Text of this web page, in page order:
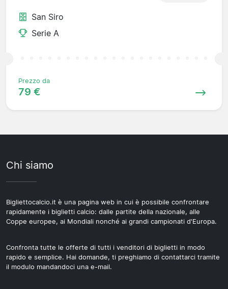
San Siro
Serie A
Prezzo da
79 €
Chi siamo
Bigliettocalcio.it è una pagina web in cui è possibile confrontare
rapidamente i biglietti calcio: dalle partite della nazionale, alle
Coppe europee, ai Mondiali nonché ai grandi campionati d'Europa.
Confronta tutte le offerte di tutti i venditori di biglietti in modo
rapido e semplice. Hai domande, ti preghiamo di contattarci tramite
il modulo mandandoci una e-mail.